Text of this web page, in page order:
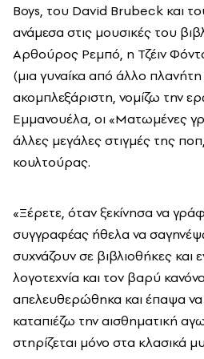
Boys, του David Brubeck και
ανάμεσα στις μουσικές του
Αρθούρος Ρεμπό, η Τζέιν
(μια γυναίκα από άλλο πλανήτη
ακομπλεξάριστη, νομίζω την
Εμμανουέλα, οι «Ματωμένες
άλλες μεγάλες στιγμές της
κουλτούρας.
«Ξέρετε, όταν ξεκίνησα να
συγγραφέας ήθελα να
συχνάζουν σε βιβλιοθήκες και
λογοτεχνία και τον βαρύ
απελευθερώθηκα και έπαψα
καταπιέζω την αισθηματική
στηρίζεται μόνο στα κλασικά